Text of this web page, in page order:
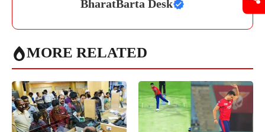
BharatBarta Desk
MORE RELATED